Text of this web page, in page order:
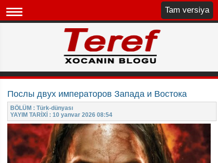
Tam versiya
Послы двух императоров Запада и Востока
BÖLÜM : Türk-dünyası
YAYIM TARİXİ : 10 yanvar 2026 08:54